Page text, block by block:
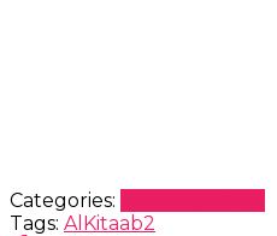
Categories:
Tags: AlKitaab2